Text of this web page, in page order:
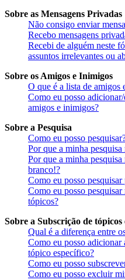
Sobre as Mensagens Privadas
Não consigo enviar
Recebo mensagens
Recebi de alguém neste
assuntos irrelevantes ou
Sobre os Amigos e Inimigos
O que é a lista de amigos
Como eu posso
amigos e inimigos?
Sobre a Pesquisa
Como eu posso
Por que a minha
Por que a minha
branco!?
Como eu posso pesquisar
Como eu posso
tópicos?
Sobre a Subscrição de
Qual é a diferença entre
Como eu posso adicionar
tópico específico?
Como eu posso
Como eu posso excluir